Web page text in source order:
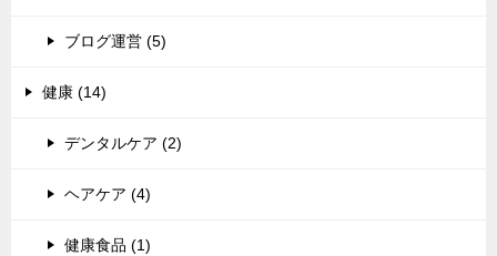
ブログ運営 (5)
健康 (14)
デンタルケア (2)
ヘアケア (4)
健康食品 (1)